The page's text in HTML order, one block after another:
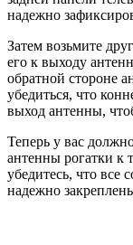
надежно
Затем возьмите
его к выходу
обратной стороне
убедиться, что
выход антенны,
Теперь у вас
антенны рогатки к
убедитесь, что
надежно